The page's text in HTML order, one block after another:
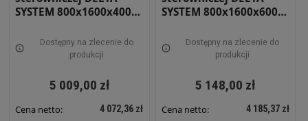
SYSTEM 800x1600x400
Dostępny na zlecenie do
produkcji
5 009,00 zł
Cena netto: 4 072,36 zł
SYSTEM 800x1600x600
Dostępny na zlecenie do
produkcji
5 148,00 zł
Cena netto: 4 185,37 zł